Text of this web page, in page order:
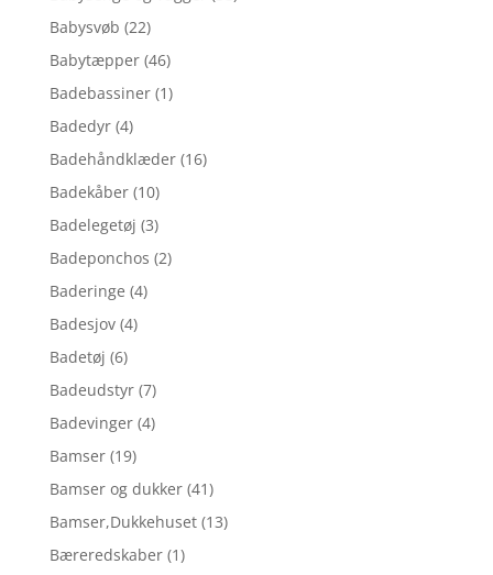
Babysvøb (22)
Babytæpper (46)
Badebassiner (1)
Badedyr (4)
Badehåndklæder (16)
Badekåber (10)
Badelegetøj (3)
Badeponchos (2)
Baderinge (4)
Badesjov (4)
Badetøj (6)
Badeudstyr (7)
Badevinger (4)
Bamser (19)
Bamser og dukker (41)
Bamser,Dukkehuset (13)
Bæreredskaber (1)